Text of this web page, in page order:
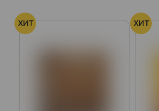
ХИТ ХИТ